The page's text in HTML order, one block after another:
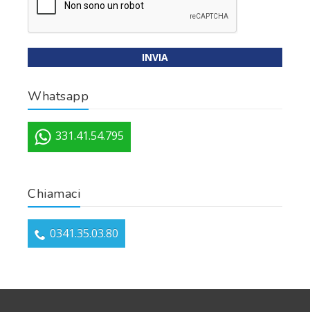
Whatsapp
331.41.54.795
Chiamaci
0341.35.03.80